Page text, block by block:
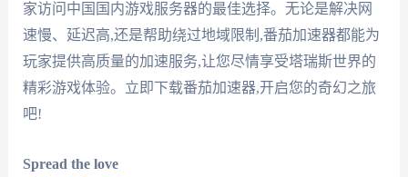
家访问中国国内游戏服务器的最佳选择。无论是解决网
速慢、延迟高,还是帮助绕过地域限制,番茄加速器都能为
玩家提供高质量的加速服务,让您尽情享受塔瑞斯世界的
精彩游戏体验。立即下载番茄加速器,开启您的奇幻之旅
吧!
Spread the love